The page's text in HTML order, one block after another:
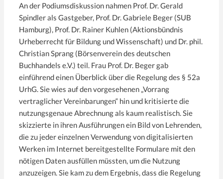
An der Podiumsdiskussion nahmen Prof. Dr. Gerald
Spindler als Gastgeber, Prof. Dr. Gabriele Beger (SUB
Hamburg), Prof. Dr. Rainer Kuhlen (Aktionsbündnis
Urheberrecht für Bildung und Wissenschaft) und Dr. phil.
Christian Sprang (Börsenverein des deutschen
Buchhandels e.V.) teil. Frau Prof. Dr. Beger gab
einführend einen Überblick über die Regelung des § 52a
UrhG. Sie wies auf den vorgesehenen „Vorrang
vertraglicher Vereinbarungen“ hin und kritisierte die
nutzungsgenaue Abrechnung als kaum realistisch. Sie
skizzierte in ihren Ausführungen ein Bild von Lehrenden,
die zu jeder einzelnen Verwendung von digitalisierten
Werken im Internet bereitgestellte Formulare mit den
nötigen Daten ausfüllen müssten, um die Nutzung
anzuzeigen. Sie kam zu dem Ergebnis, dass die Regelung